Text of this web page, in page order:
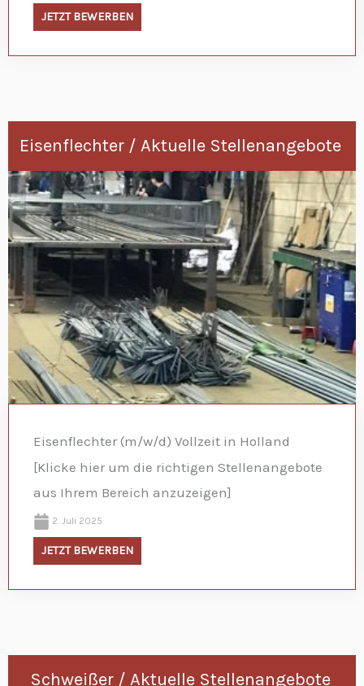
JETZT BEWERBEN
Eisenflechter / Aktuelle Stellenangebote
Eisenflechter (m/w/d) Vollzeit in Holland
[Klicke hier um die richtigen Stellenangebote
aus Ihrem Bereich anzuzeigen]
2. Juli 2025
JETZT BEWERBEN
Schweißer / Aktuelle Stellenangebote